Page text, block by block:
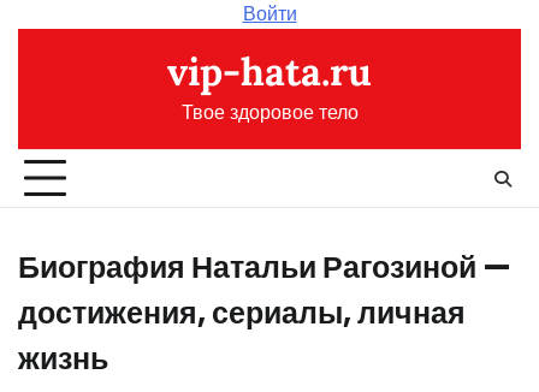
Войти
vip-hata.ru
Твое здоровое тело
Биография Натальи Рагозиной —
достижения, сериалы, личная
жизнь